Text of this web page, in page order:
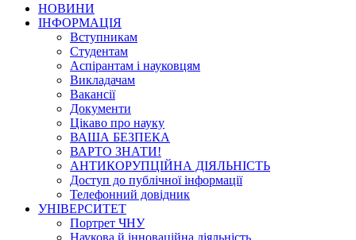
НОВИНИ
ІНФОРМАЦІЯ
Вступникам
Студентам
Аспірантам і науковцям
Викладачам
Вакансії
Документи
Цікаво про науку
ВАША БЕЗПЕКА
ВАРТО ЗНАТИ!
АНТИКОРУПЦІЙНА ДІЯЛЬНІСТЬ
Доступ до публічної інформації
Телефонний довідник
УНІВЕРСИТЕТ
Портрет ЧНУ
Наукова й інноваційна діяльність